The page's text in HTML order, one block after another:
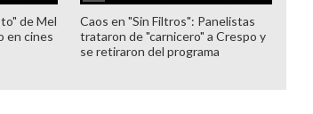
de Mel
en cines
Caos en "Sin Filtros": Panelistas
trataron de "carnicero" a Crespo y
se retiraron del programa